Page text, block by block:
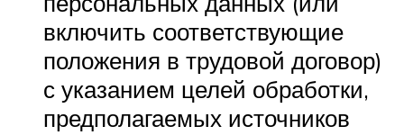
включить соответствующие
положения в трудовой договор)
с указанием целей обработки,
предполагаемых источников